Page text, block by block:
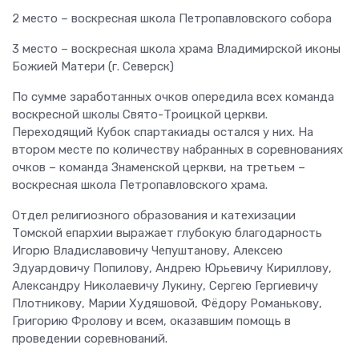
2 место – воскресная школа Петропавловского собора
3 место – воскресная школа храма Владимирской иконы
Божией Матери (г. Северск)
По сумме заработанных очков опередила всех команда
воскресной школы Свято-Троицкой церкви.
Переходящий Кубок спартакиады остался у них. На
втором месте по количеству набранных в соревнованиях
очков – команда Знаменской церкви, на третьем –
воскресная школа Петропавловского храма.
Отдел религиозного образования и катехизации
Томской епархии выражает глубокую благодарность
Игорю Владиславовичу Чепуштанову, Алексею
Эдуардовичу Попилову, Андрею Юрьевичу Кириллову,
Александру Николаевичу Лукину, Сергею Гергиевичу
Плотникову, Марии Худяшовой, Фёдору Романькову,
Григорию Фролову и всем, оказавшим помощь в
проведении соревнований.